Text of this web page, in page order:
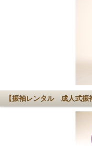
【振袖レンタル 成人式